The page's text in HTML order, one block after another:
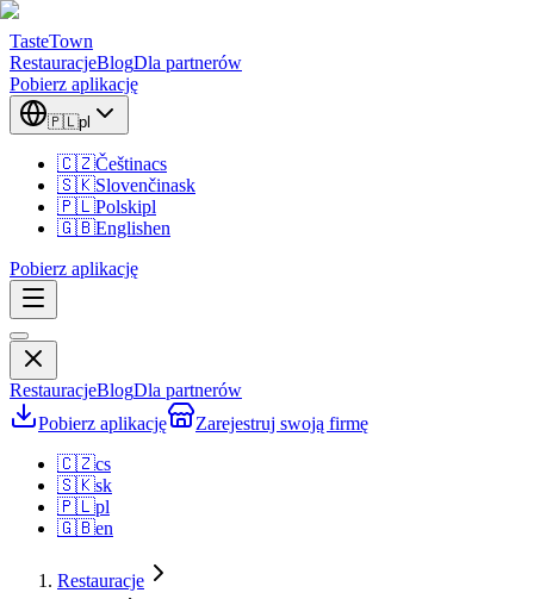
TasteTown
RestauracjeBlogDla partnerów
Pobierz aplikację
🇵🇱pl
🇨🇿Češtinacs
🇸🇰Slovenčinask
🇵🇱Polskipl
🇬🇧Englishen
Pobierz aplikację
RestauracjeBlogDla partnerów
Pobierz aplikację
Zarejestruj swoją firmę
🇨🇿cs
🇸🇰sk
🇵🇱pl
🇬🇧en
Restauracje